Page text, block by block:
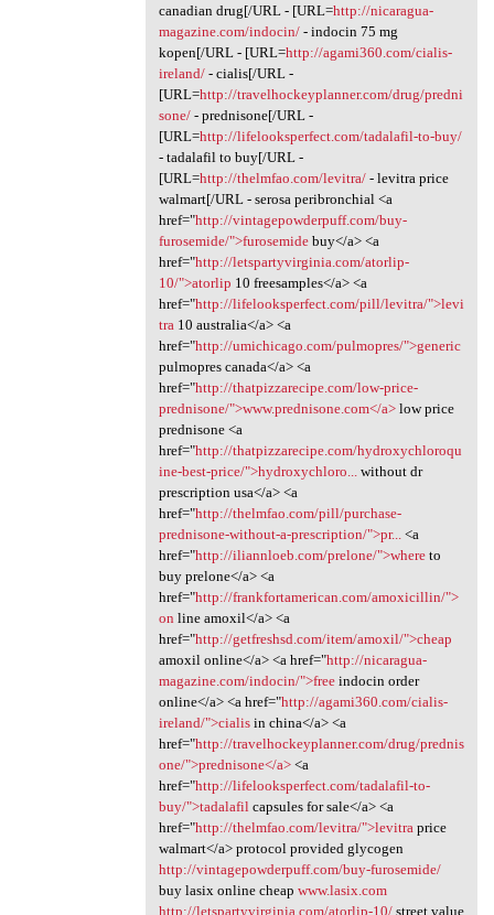
canadian drug[/URL - [URL=http://nicaragua-
magazine.com/indocin/- indocin 75 mg
kopen[/URL - [URL=http://agami360.com/cialis-
ireland/- cialis[/URL -
[URL=http://travelhockeyplanner.com/drug/predni
sone/- prednisone[/URL -
[URL=http://lifelooksperfect.com/tadalafil-to-buy/
- tadalafil to buy[/URL -
[URL=http://thelmfao.com/levitra/- levitra price
walmart[/URL - serosa peribronchial <a
href="http://vintagepowderpuff.com/buy-
furosemide/">furosemidebuy</a> <a
href="http://letspartyvirginia.com/atorlip-
10/">atorlip 10 freesamples</a> <a
href="http://lifelooksperfect.com/pill/levitra/">levi
tra10 australia</a> <a
href="http://umichicago.com/pulmopres/">generic
pulmopres canada</a> <a
href="http://thatpizzarecipe.com/low-price-
prednisone/">www.prednisone.com</a>low price
prednisone <a
href="http://thatpizzarecipe.com/hydroxychloroqu
ine-best-price/">hydroxychloro...without dr
prescription usa</a> <a
href="http://thelmfao.com/pill/purchase-
prednisone-without-a-prescription/">pr...<a
href="http://iliannloeb.com/prelone/">whereto
buy prelone</a> <a
href="http://frankfortamerican.com/amoxicillin/">
on line amoxil</a> <a
href="http://getfreshsd.com/item/amoxil/">cheap
amoxil online</a> <a href="http://nicaragua-
magazine.com/indocin/">freeindocin order
online</a> <a href="http://agami360.com/cialis-
ireland/">cialisin china</a> <a
href="http://travelhockeyplanner.com/drug/prednis
one/">prednisone</a><a
href="http://lifelooksperfect.com/tadalafil-to-
buy/">tadalafilcapsules for sale</a> <a
href="http://thelmfao.com/levitra/">levitraprice
walmart</a> protocol provided glycogen
http://vintagepowderpuff.com/buy-furosemide/
buy lasix online cheap www.lasix.com
http://letspartyvirginia.com/atorlip-10/street value